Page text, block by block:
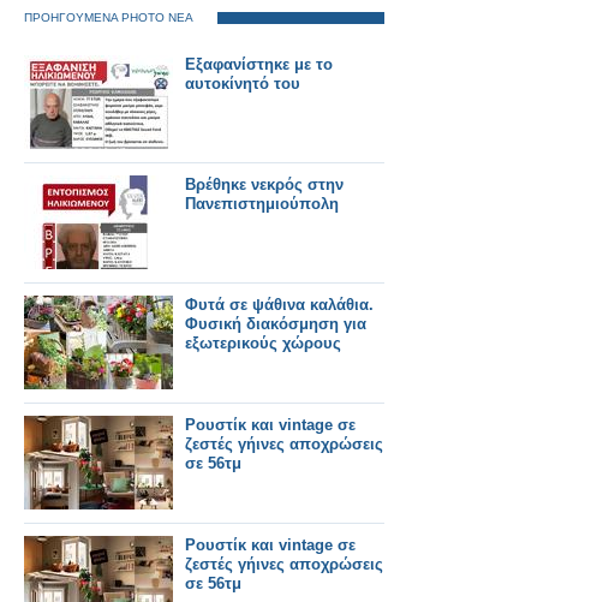
ΠΡΟΗΓΟΥΜΕΝΑ PHOTO ΝΕΑ
Εξαφανίστηκε με το
αυτοκίνητό του
Βρέθηκε νεκρός στην
Πανεπιστημιούπολη
Φυτά σε ψάθινα καλάθια.
Φυσική διακόσμηση για
εξωτερικούς χώρους
Ρουστίκ και vintage σε
ζεστές γήινες αποχρώσεις
σε 56τμ
Ρουστίκ και vintage σε
ζεστές γήινες αποχρώσεις
σε 56τμ